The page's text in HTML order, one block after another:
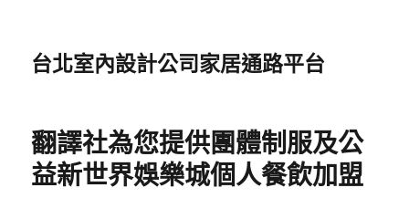
台北室內設計公司家居通路平台
翻譯社為您提供團體制服及公
益新世界娛樂城個人餐飲加盟